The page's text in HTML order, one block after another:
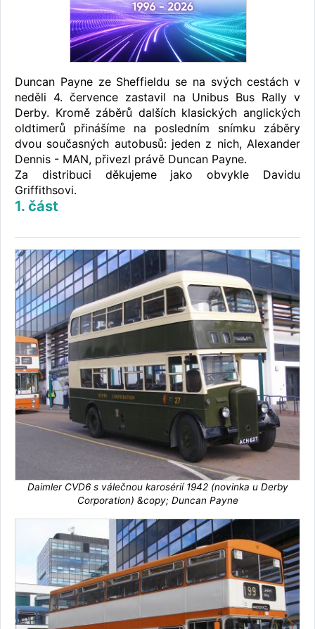
Duncan Payne ze Sheffieldu se na svých cestách v
neděli 4. července zastavil na Unibus Bus Rally v
Derby. Kromě záběrů dalších klasických anglických
oldtimerů přinášíme na posledním snímku záběry
dvou současných autobusů: jeden z nich, Alexander
Dennis - MAN, přivezl právě Duncan Payne.
Za distribuci děkujeme jako obvykle Davidu
Griffithsovi.
1. část
Daimler CVD6 s válečnou karosérií 1942 (novinka u Derby
Corporation) &copy; Duncan Payne